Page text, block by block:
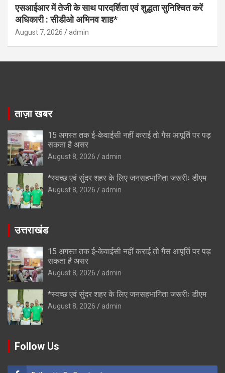
एसआईआर में तेजी के साथ पारदर्शिता एवं शुद्धता सुनिश्चित करें
अधिकारी : सीडीओ अभिनव शाह*
August 7, 2026 admin
ताज़ा खबर
15 अगस्त तक ई-केवाईसी नहीं कराई तो गैस आपूर्ति पर पड़
सकता है असर
August 8, 2026 admin
*स्वच्छ एवं सुंदर शहर के लिए जनसहभागिता जरूरीः डीएम
August 8, 2026 admin
उत्तराखंड
15 अगस्त तक ई-केवाईसी नहीं कराई तो गैस आपूर्ति पर पड़
सकता है असर
August 8, 2026 admin
*स्वच्छ एवं सुंदर शहर के लिए जनसहभागिता जरूरीः डीएम
August 8, 2026 admin
Follow Us